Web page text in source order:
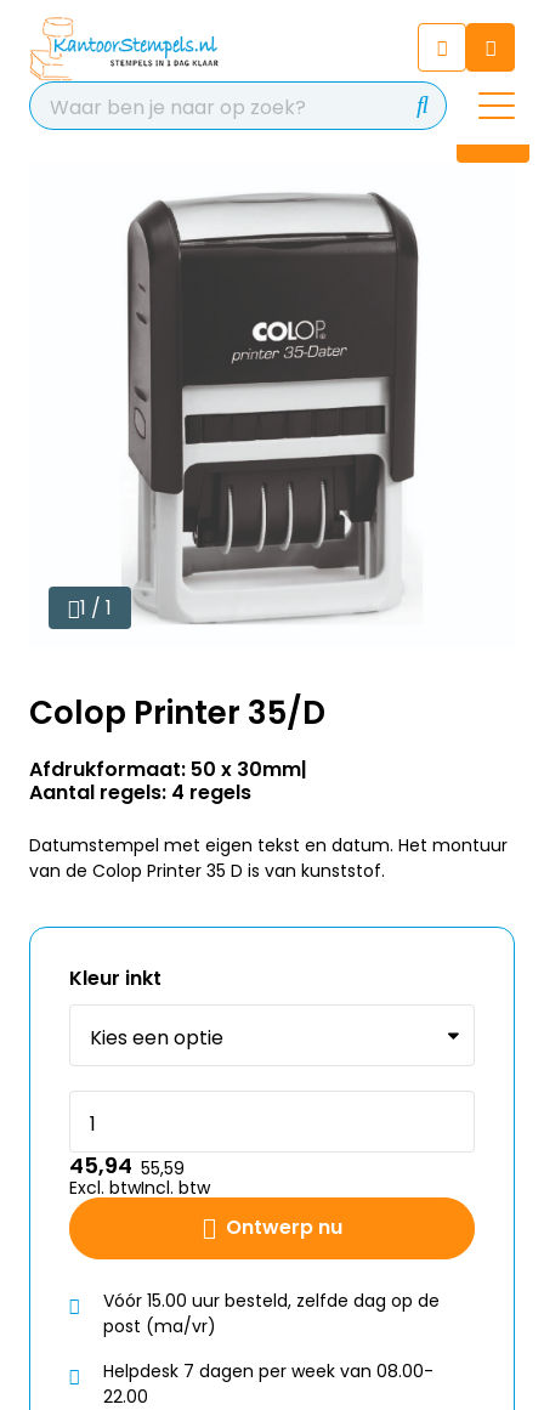
Chat 24/7 met onze chatbot
voor hulp
Contact
1 / 1
Colop Printer 35/D
Afdrukformaat: 50 x 30mm
Aantal regels: 4 regels
Datumstempel met eigen tekst en datum. Het montuur
van de Colop Printer 35 D is van kunststof.
Kleur inkt
Ontwerp nu
45,94
Excl. btw
55,59
Incl. btw
Vóór 15.00 uur besteld, zelfde dag op de
post (ma/vr)
Helpdesk 7 dagen per week van 08.00-
22.00